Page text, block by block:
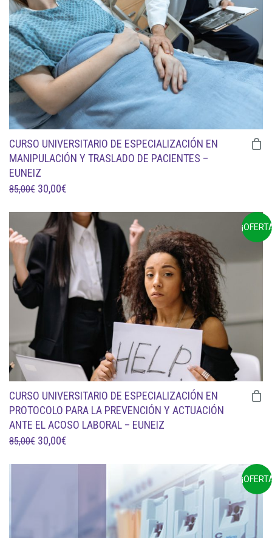
CURSO UNIVERSITARIO DE ESPECIALIZACIÓN EN
MANIPULACIÓN Y TRASLADO DE PACIENTES –
EUNEIZ
85,00€ EL
ORIGINAL
ERA:
30,00€
ACTUAL
ES:
30,00€.
CURSO UNIVERSITARIO DE ESPECIALIZACIÓN EN
PROTOCOLO PARA LA PREVENCIÓN Y ACTUACIÓN
ANTE EL ACOSO LABORAL – EUNEIZ
85,00€ EL
30,00€